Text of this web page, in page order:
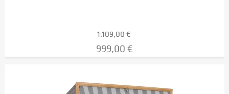
1.109,00 €
999,00 €